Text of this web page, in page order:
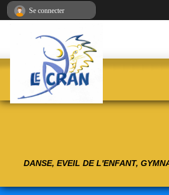
DANSE, EVEIL DE L'ENFANT,
Se connecter
Panneau de gestion des cookies